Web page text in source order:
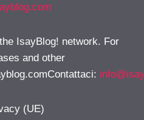
IsayBlog! network. For
and other
:
(UE)